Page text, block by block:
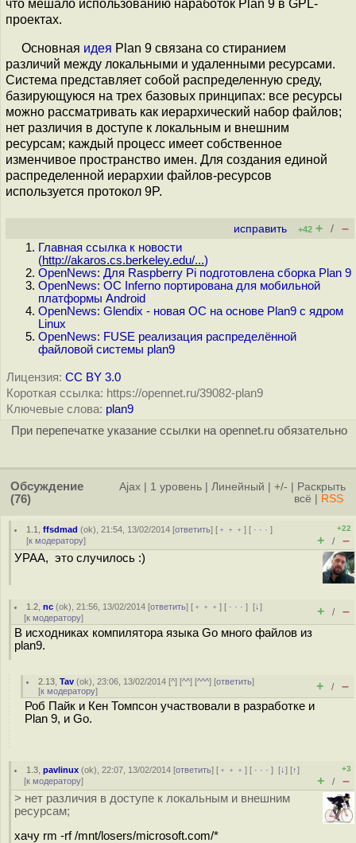
что мешало использованию наработок Plan 9 в GPL-
проектах.
Основная идея Plan 9 связана со стиранием
различий между локальными и удаленными ресурсами.
Система представляет собой распределенную среду,
базирующуюся на трех базовых принципах: все ресурсы
можно рассматривать как иерархический набор файлов;
нет различия в доступе к локальным и внешним
ресурсам; каждый процесс имеет собственное
изменчивое пространство имен. Для создания единой
распределенной иерархии файлов-ресурсов
используется протокол 9P.
исправить +42 + / –
Главная ссылка к новости
(http://akaros.cs.berkeley.edu/...)
OpenNews: Для Raspberry Pi подготовлена сборка Plan 9
OpenNews: ОС Inferno портирована для мобильной
платформы Android
OpenNews: Glendix - новая ОС на основе Plan9 с ядром
Linux
OpenNews: FUSE реализация распределённой
файловой системы plan9
Лицензия: CC BY 3.0
Короткая ссылка: https://opennet.ru/39082-plan9
Ключевые слова: plan9
При перепечатке указание ссылки на opennet.ru обязательно
Обсуждение
(76)
Ajax 1 уровень Линейный +/-
Раскрыть
всё
RSS
1.1 ,ffsdmad (ok), 21:54, 13/02/2014 [ответить] [ ﹢﹢﹢] [ · · ·]
[к модератору]
+22
+ / –
УРАА, это случилось :)
1.2 ,nc (ok), 21:56, 13/02/2014 [ответить] [ ﹢﹢﹢] [ · · ·][↓]
[к модератору] + / –
В исходниках компилятора языка Go много файлов из
plan9.
2.13 ,Tav (ok), 23:06, 13/02/2014 [^] [^^] [^^^] [ответить]
[к модератору] + / –
Роб Пайк и Кен Томпсон участвовали в разработке и
Plan 9, и Go.
1.3 ,pavlinux (ok), 22:07, 13/02/2014 [ответить] [ ﹢﹢﹢] [ · · ·][↓] [↑]
[к модератору]
+3
+ / –
> нет различия в доступе к локальным и внешним
ресурсам;
хачу rm -rf /mnt/losers/microsoft.com/*